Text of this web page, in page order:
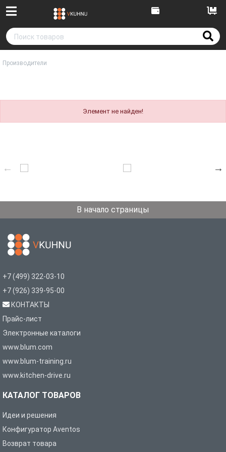
Производители
Элемент не найден!
В начало страницы
+7 (499) 322-03-10
+7 (926) 339-95-00
КОНТАКТЫ
Прайс-лист
Электронные каталоги
www.blum.com
www.blum-training.ru
www.kitchen-drive.ru
КАТАЛОГ ТОВАРОВ
Идеи и решения
Конфигуратор Aventos
Возврат товара